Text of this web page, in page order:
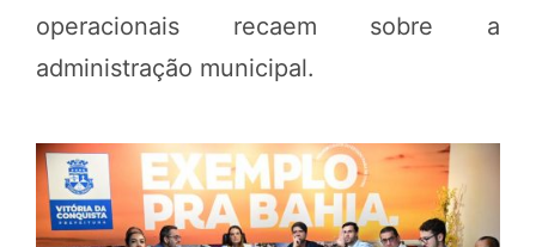
operacionais recaem sobre a
administração municipal.